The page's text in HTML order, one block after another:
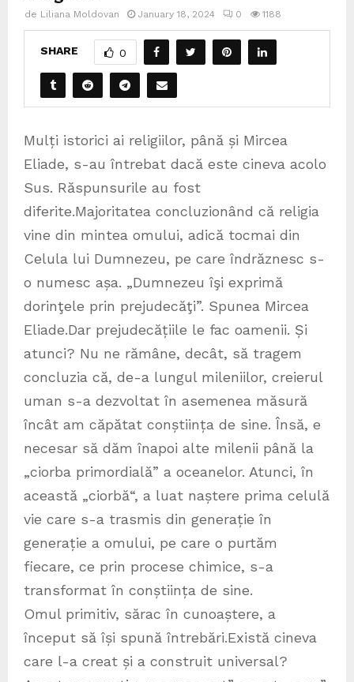
de Liliana Moldovan January 18, 2024 0 1188
SHARE 0
Mulți istorici ai religiilor, până și Mircea
Eliade, s-au întrebat dacă este cineva acolo
Sus. Răspunsurile au fost
diferite.Majoritatea concluzionând că religia
vine din mintea omului, adică tocmai din
Celula lui Dumnezeu, pe care îndrăznesc s-
o numesc așa. „Dumnezeu îşi exprimă
dorinţele prin prejudecăţi”. Spunea Mircea
Eliade.Dar prejudecățiile le fac oamenii. Și
atunci? Nu ne rămâne, decât, să tragem
concluzia că, de-a lungul mileniilor, creierul
uman s-a dezvoltat în asemenea măsură
încât am căpătat conștiința de sine. Însă, e
necesar să dăm înapoi alte milenii până la
„ciorba primordială” a oceanelor. Atunci, în
această „ciorbă“, a luat naștere prima celulă
vie care s-a trasmis din generație în
generație a omului, pe care o purtăm
fiecare, ce prin procese chimice, s-a
transformat în conștiința de sine.
Omul primitiv, sărac în cunoaștere, a
început să își spună întrebări.Există cineva
care l-a creat și a construit universal?